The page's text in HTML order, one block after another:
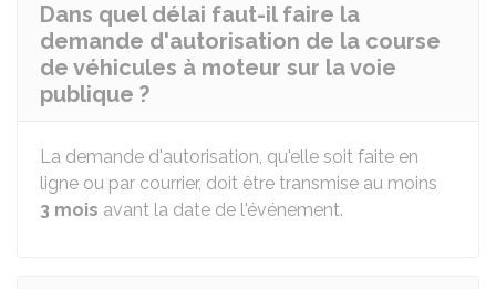
Dans quel délai faut-il faire la
demande d'autorisation de la course
de véhicules à moteur sur la voie
publique ?
La demande d'autorisation, qu'elle soit faite en
ligne ou par courrier, doit être transmise au moins
3 mois avant la date de l'événement.